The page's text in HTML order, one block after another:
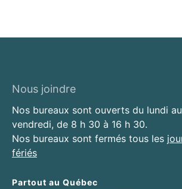
Nous joindre
Nos bureaux sont ouverts du lundi au
vendredi, de 8 h 30 à 16 h 30.
Nos bureaux sont fermés tous les
fériés
Partout au Québec